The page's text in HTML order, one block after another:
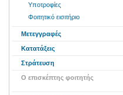
Υποτροφίες
Φοιτητικό εισιτήριο
Μετεγγραφές
Κατατάξεις
Στράτευση
Ο επισκέπτης φοιτητής